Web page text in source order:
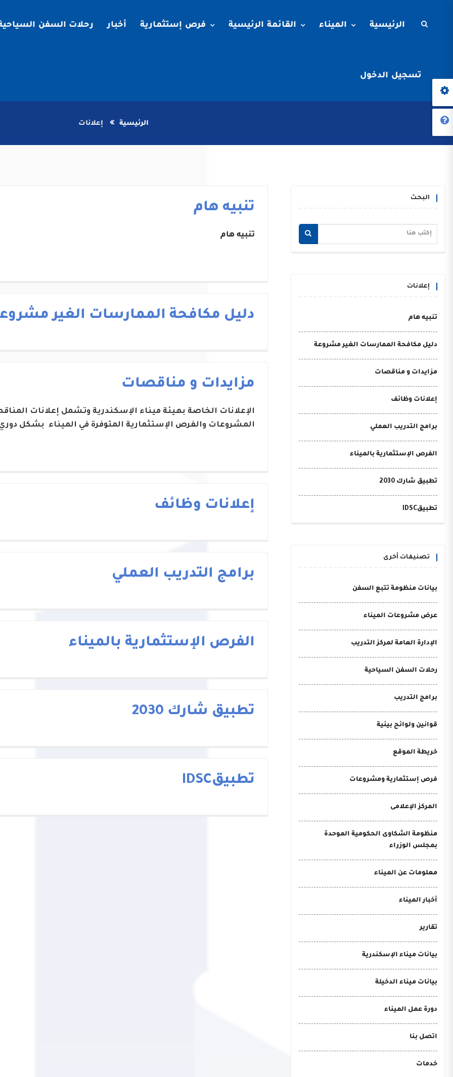
الرئيسية الميناء القائمة الرئيسية فرص إستثمارية أخبار رحلات السفن
تسجيل الدخول
الرئيسية إعلانات
البحث
إعلانات
تنبيه هام
دليل مكافحة الممارسات الغير مشروعة
مزايدات و مناقصات
إعلانات وظائف
برامج التدريب العملي
الفرص الإستثمارية بالميناء
تطبيق شارك 2030
تطبيقIDSC
تصنيفات أخرى
بيانات منظومة تتبع السفن
عرض مشروعات الميناء
الإدارة العامة لمركز التدريب
رحلات السفن السياحية
برامج التدريب
قوانين ولوائح بيئية
خريطة الموقع
فرص إستثمارية ومشروعات
المركز الإعلامى
منظومة الشكاوى الحكومية الموحدة
بمجلس الوزراء
معلومات عن الميناء
أخبار الميناء
تقارير
بيانات ميناء الإسكندرية
بيانات ميناء الدخيلة
دورة عمل الميناء
اتصل بنا
خدمات
تنبيه هام
تنبيه هام
دليل مكافحة الممارسات الغير
مزايدات و مناقصات
الإعلانات الخاصة بهيئة ميناء الإسكندرية وتشمل إعلانات
المشروعات والفرص الإستثمارية المتوفرة في الميناء بشكل
إعلانات وظائف
برامج التدريب العملي
الفرص الإستثمارية بالميناء
تطبيق شارك 2030
تطبيقIDSC